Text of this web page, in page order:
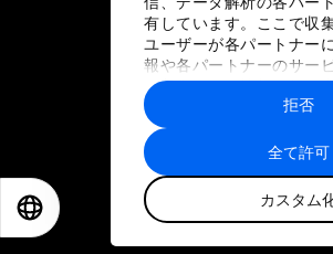
有しています。ここで収
ユーザーが各パートナー
報や各パートナーのサー
に収集された情報と組み
トナーによって使用され
す。
全て許可
カスタム
拒否
プライバシーポリシーと利
サイトマップ
©
世界経済フォー